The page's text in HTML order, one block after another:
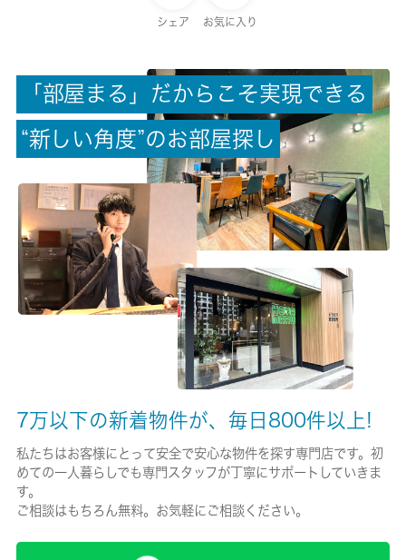
駐車場/料金
-/-
有/23000円
保険名/保険期間
23,000円/-
保証人代行
賃貸区分/契約期間
一般/2年
取引形態
仲介
シェア お気に入り
「 部屋 ま る 」 だ か ら こ そ実現で き る
“新 し い角 度”のお部屋探 し
7万以下の新着物件が、毎日800件以上!
私たちはお客様にとって安全で安心な物件を探す専門店です。初
めての一人暮らしでも専門スタッフが丁寧にサポートしていきま
す。
ご相談はもちろん無料。お気軽にご相談ください。